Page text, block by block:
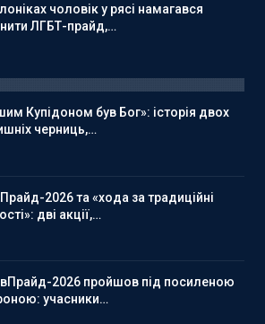
чоловік у рясі намагався
ЛГБТ-прайд,…
Купідоном був Бог»: історія двох
черниць,…
2026 та «хода за традиційні
дві акції,…
2026 пройшов під посиленою
учасники…